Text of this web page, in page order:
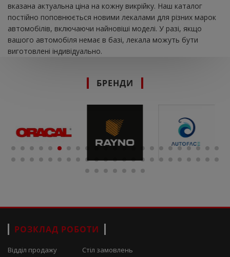
вказана актуальна ціна на кожну викрійку. Наш каталог
постійно поповнюється новими лекалами для різних марок
автомобілів, включаючи найновіші моделі. У разі, якщо
вашого автомобіля немає в базі, лекала можуть бути
виготовлені індивідуально.
БРЕНДИ
РОЗКЛАД РОБОТИ
Відділ продажу Стіл замовлень